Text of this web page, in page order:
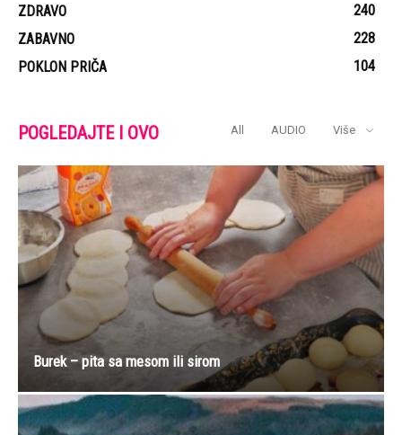
ZDRAVO
240
ZABAVNO
228
POKLON PRIČA
104
POGLEDAJTE I OVO All AUDIO Više
Burek – pita sa mesom ili sirom